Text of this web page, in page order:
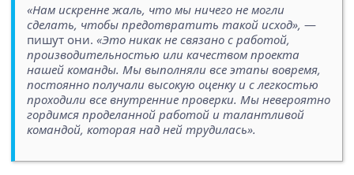
«Нам искренне жаль, что мы ничего не могли
сделать, чтобы предотвратить такой исход», —
пишут они. «Это никак не связано с работой,
производительностью или качеством проекта
нашей команды. Мы выполняли все этапы вовремя,
постоянно получали высокую оценку и с легкостью
проходили все внутренние проверки. Мы невероятно
гордимся проделанной работой и талантливой
командой, которая над ней трудилась».